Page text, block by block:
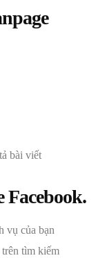
bài viết
vụ của bạn
tìm kiếm